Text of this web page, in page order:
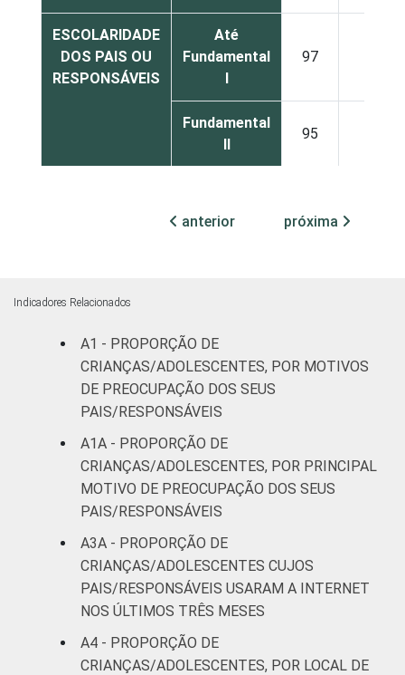
ESCOLARIDADE
DOS PAIS OU
RESPONSÁVEIS
Até
Fundamental
I
97
Fundamental
II
95
OU DO
anos
De 13 a 14
anos
De 15 a 17
anos
97
RENDA
FAMILIAR
Até 1 SM
Mais de 1
SM até 2 SM
97
SM até 3 SM
anterior próxima
Indicadores Relacionados
A1 - PROPORÇÃO DE
CRIANÇAS/ADOLESCENTES, POR MOTIVOS
DE PREOCUPAÇÃO DOS SEUS
PAIS/RESPONSÁVEIS
A1A - PROPORÇÃO DE
CRIANÇAS/ADOLESCENTES, POR PRINCIPAL
MOTIVO DE PREOCUPAÇÃO DOS SEUS
PAIS/RESPONSÁVEIS
A3A - PROPORÇÃO DE
CRIANÇAS/ADOLESCENTES CUJOS
PAIS/RESPONSÁVEIS USARAM A INTERNET
NOS ÚLTIMOS TRÊS MESES
A4 - PROPORÇÃO DE
CRIANÇAS/ADOLESCENTES, POR LOCAL DE